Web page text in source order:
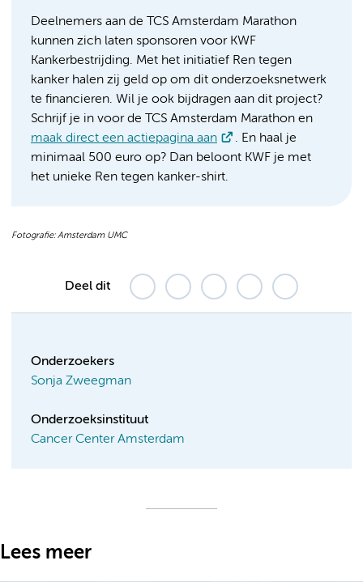
Deelnemers aan de TCS Amsterdam Marathon
kunnen zich laten sponsoren voor KWF
Kankerbestrijding. Met het initiatief Ren tegen
kanker halen zij geld op om dit onderzoeksnetwerk
te financieren. Wil je ook bijdragen aan dit project?
Schrijf je in voor de TCS Amsterdam Marathon en
maak direct een actiepagina aan
. En haal je
minimaal 500 euro op? Dan beloont KWF je met
het unieke Ren tegen kanker-shirt.
Fotografie: Amsterdam UMC
Deel dit
Onderzoekers
Sonja Zweegman
Onderzoeksinstituut
Cancer Center Amsterdam
Lees meer